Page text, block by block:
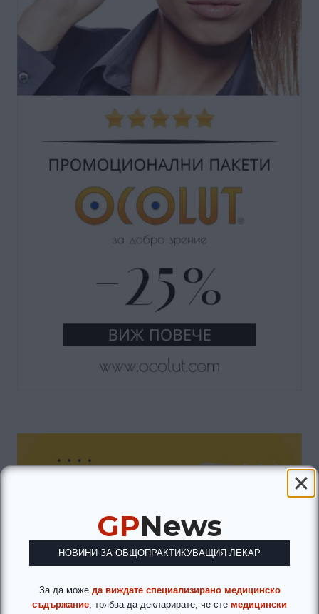
GPNews
НОВИНИ ЗА ОБЩОПРАКТИКУВАЩИЯ ЛЕКАР
За да може да виждате специализирано медицинско
съдържание, трябва да декларирате, че сте медицински